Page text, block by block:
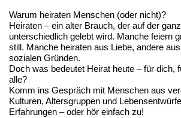
Warum heiraten Menschen (oder nicht)?
Heiraten – ein alter Brauch, der auf der
unterschiedlich gelebt wird. Manche feiern
still. Manche heiraten aus Liebe, andere
sozialen Gründen.
Doch was bedeutet Heirat heute – für dich,
alle?
Komm ins Gespräch mit Menschen aus
Kulturen, Altersgruppen und
Erfahrungen – oder hör einfach zu!